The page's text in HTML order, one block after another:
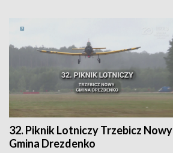
32. Piknik Lotniczy Trzebicz Nowy
Gmina Drezdenko